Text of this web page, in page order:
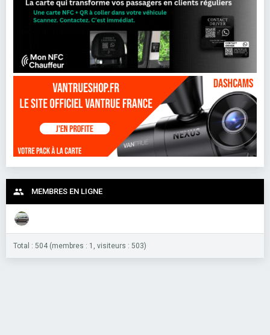
MEMBRES EN LIGNE
Total : 504 (membres : 1, visiteurs : 503)